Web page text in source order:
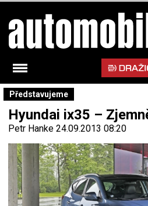
Představujeme
Hyundai ix35 –
Petr Hanke 24.09.2013 08:20